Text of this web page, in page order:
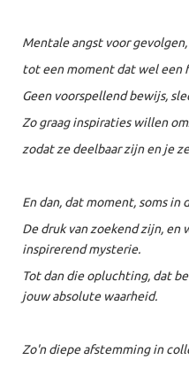
Mentale angst voor
tot een moment dat wel een
Geen voorspellend bewijs,
Zo graag inspiraties willen
zodat ze deelbaar zijn en je
En dan, dat moment, soms
De druk van zoekend zijn, en
inspirerend mysterie.
Tot dan die opluchting, dat
jouw absolute waarheid.
Zo'n diepe afstemming in